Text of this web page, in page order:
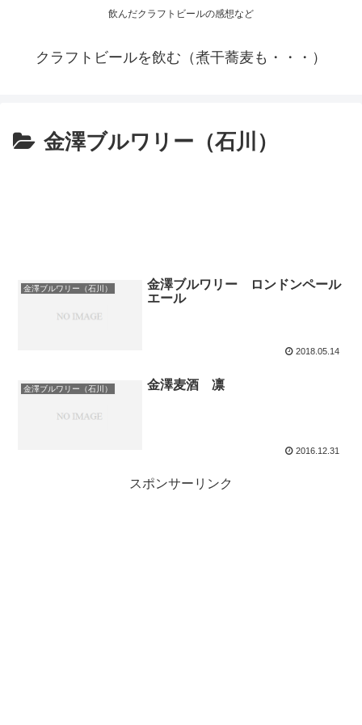
飲んだクラフトビールの感想など
クラフトビールを飲む（煮干蕎麦も・・・）
金澤ブルワリー（石川）
金澤ブルワリー（石川）
金澤ブルワリー ロンドンペール
エール
2018.05.14
金澤ブルワリー（石川） 金澤麦酒 凛
2016.12.31
スポンサーリンク